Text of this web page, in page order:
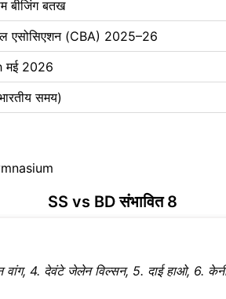
बीजिंग बतख
एसोसिएशन (CBA) 2025–26
मई 2026
समय)
SS vs BD संभावित 8
वांग, 4. देवंटे जेलेन विल्सन, 5. दाई हाओ, 6.